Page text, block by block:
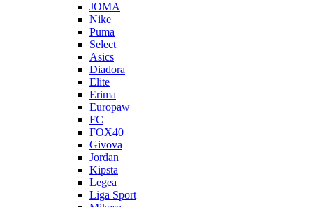
JOMA
Nike
Puma
Select
Asics
Diadora
Elite
Erima
Europaw
FC
FOX40
Givova
Jordan
Kipsta
Legea
Liga Sport